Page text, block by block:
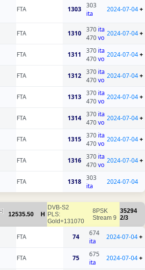
FTA
1303
303
ita
2024-07-04+
FTA 1310 370 ita
470vo
2024-07-04+
FTA 1311 370 ita
470vo
2024-07-04+
FTA 1312 370 ita
470vo
2024-07-04+
FTA 1313 370 ita
470vo
2024-07-04+
FTA 1314 370 ita
470vo
2024-07-04+
FTA 1315 370 ita
470vo
2024-07-04+
FTA 1316 370 ita
470vo
2024-07-04+
FTA 1318
303
ita
2024-07-04
12535.50 H
DVB-S2
PLS:
Gold+131070
8PSK
Stream 9
35294
2/3
FTA 74
674
ita
2024-07-04+
FTA 75
675
ita
2024-07-04+